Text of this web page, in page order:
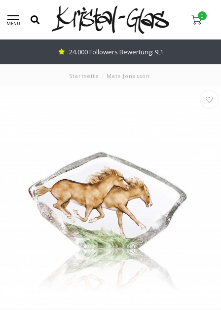
MENU
0
24.000 Followers Bewertung: 9,1
Startseite / Mats Jonasson